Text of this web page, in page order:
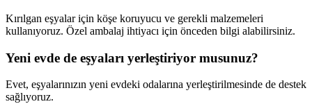
Kırılgan eşyalar için köşe koruyucu ve gerekli malzemeleri
kullanıyoruz. Özel ambalaj ihtiyacı için önceden bilgi alabilirsiniz.
Yeni evde de eşyaları yerleştiriyor musunuz?
Evet, eşyalarınızın yeni evdeki odalarına yerleştirilmesinde de destek
sağlıyoruz.